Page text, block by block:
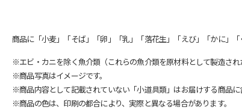
商品に「小麦」「そば」「卵」「乳」「落花生」「えび」「かに」
※エビ・カニを除く魚介類（これらの魚介類を原材料として製造さ
※商品写真はイメージです。
※商品内容として記載されていない「小道具類」はお届けする商品に
※商品の色は、印刷の都合により、実際と異なる場合があります。